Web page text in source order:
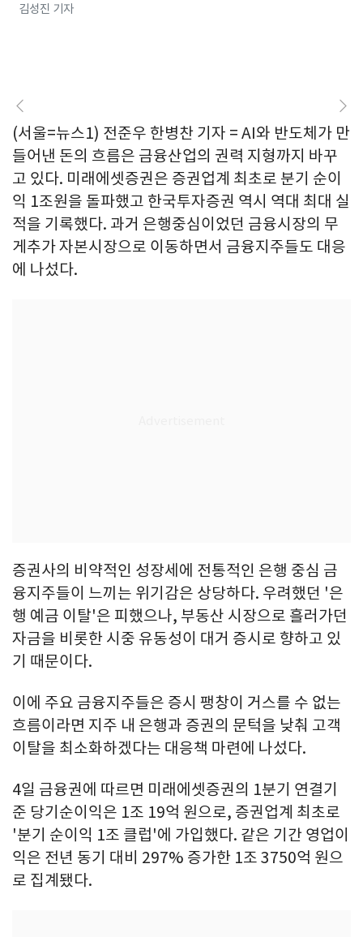
김성진 기자
(서울=뉴스1) 전준우 한병찬 기자 = AI와 반도체가 만
들어낸 돈의 흐름은 금융산업의 권력 지형까지 바꾸
고 있다. 미래에셋증권은 증권업계 최초로 분기 순이
익 1조원을 돌파했고 한국투자증권 역시 역대 최대 실
적을 기록했다. 과거 은행중심이었던 금융시장의 무
게추가 자본시장으로 이동하면서 금융지주들도 대응
에 나섰다.
증권사의 비약적인 성장세에 전통적인 은행 중심 금
융지주들이 느끼는 위기감은 상당하다. 우려했던 '은
행 예금 이탈'은 피했으나, 부동산 시장으로 흘러가던
자금을 비롯한 시중 유동성이 대거 증시로 향하고 있
기 때문이다.
이에 주요 금융지주들은 증시 팽창이 거스를 수 없는
흐름이라면 지주 내 은행과 증권의 문턱을 낮춰 고객
이탈을 최소화하겠다는 대응책 마련에 나섰다.
4일 금융권에 따르면 미래에셋증권의 1분기 연결기
준 당기순이익은 1조 19억 원으로, 증권업계 최초로
'분기 순이익 1조 클럽'에 가입했다. 같은 기간 영업이
익은 전년 동기 대비 297% 증가한 1조 3750억 원으
로 집계됐다.